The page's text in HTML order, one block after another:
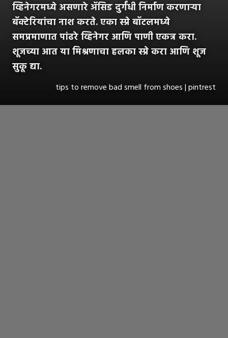
व्हिनेगरमध्ये असणारे ॲसिड दुर्गंधी निर्माण करणाऱ्या
बॅक्टेरियांचा नाश करते. एका स्प्रे बॉटलमध्ये
समप्रमाणात पांढरे व्हिनेगर आणि पाणी एकत्र करा.
शूजच्या आत या मिश्रणाचा हलका स्प्रे करा आणि शूज
सुकू द्या.
tips to remove bad smell from shoes | pintrest